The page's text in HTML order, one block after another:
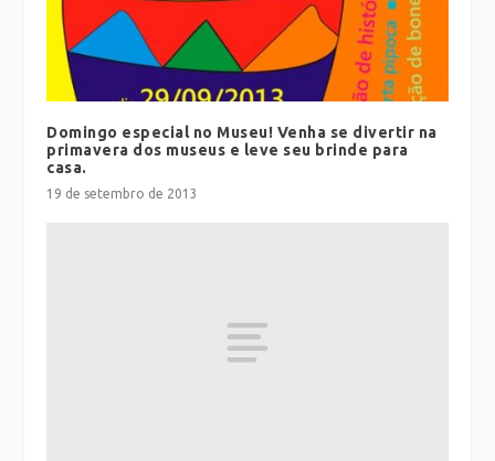
Domingo especial no Museu! Venha se divertir na
primavera dos museus e leve seu brinde para
casa.
19 de setembro de 2013